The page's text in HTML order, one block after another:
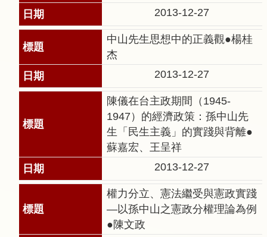
導
見
見
答
2013-12-27
中山先生思想中的正義觀●楊桂
杰
2013-12-27
陳儀在台主政期間（1945-
1947）的經濟政策：孫中山先
生「民生主義」的實踐與背離●
蘇嘉宏、王呈祥
2013-12-27
權力分立、憲法繼受與憲政實踐
—以孫中山之憲政分權理論為例
●陳文政